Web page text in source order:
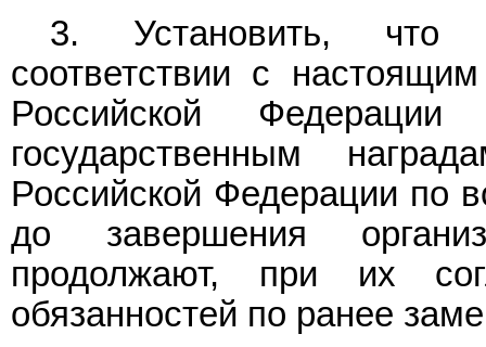
3. Установить, что
соответствии с
Российской
государственным
Российской Федерации по
до завершения
продолжают, при их
обязанностей по ранее